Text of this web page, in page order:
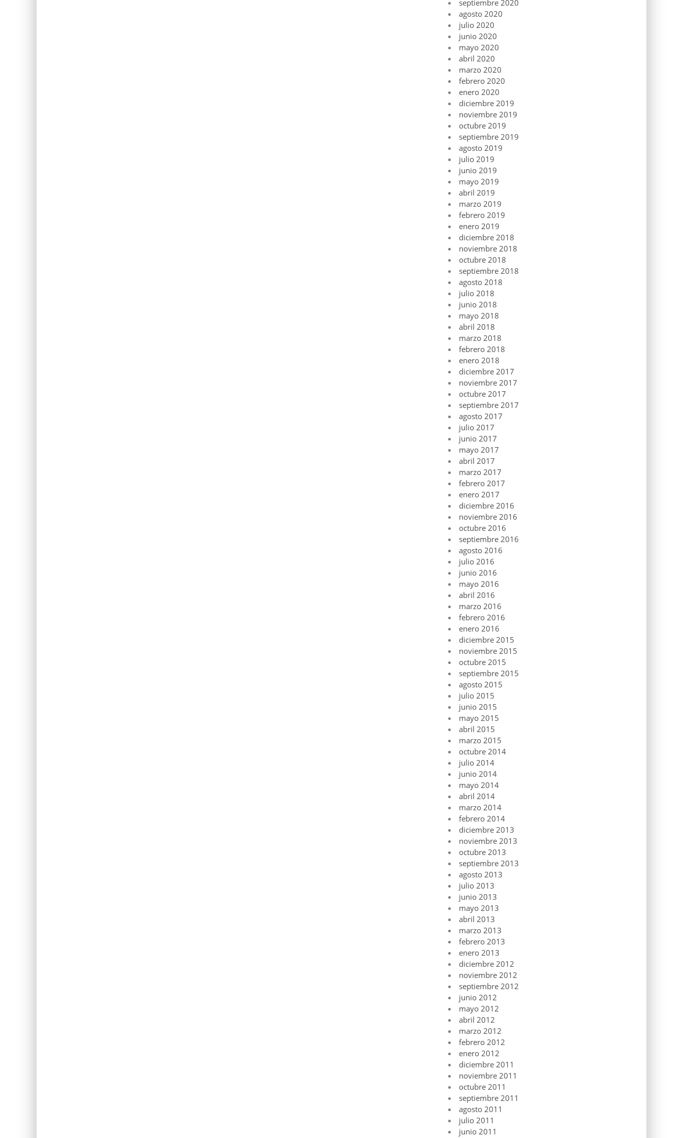
septiembre 2020
agosto 2020
julio 2020
junio 2020
mayo 2020
abril 2020
marzo 2020
febrero 2020
enero 2020
diciembre 2019
noviembre 2019
octubre 2019
septiembre 2019
agosto 2019
julio 2019
junio 2019
mayo 2019
abril 2019
marzo 2019
febrero 2019
enero 2019
diciembre 2018
noviembre 2018
octubre 2018
septiembre 2018
agosto 2018
julio 2018
junio 2018
mayo 2018
abril 2018
marzo 2018
febrero 2018
enero 2018
diciembre 2017
noviembre 2017
octubre 2017
septiembre 2017
agosto 2017
julio 2017
junio 2017
mayo 2017
abril 2017
marzo 2017
febrero 2017
enero 2017
diciembre 2016
noviembre 2016
octubre 2016
septiembre 2016
agosto 2016
julio 2016
junio 2016
mayo 2016
abril 2016
marzo 2016
febrero 2016
enero 2016
diciembre 2015
noviembre 2015
octubre 2015
septiembre 2015
agosto 2015
julio 2015
junio 2015
mayo 2015
abril 2015
marzo 2015
octubre 2014
julio 2014
junio 2014
mayo 2014
abril 2014
marzo 2014
febrero 2014
diciembre 2013
noviembre 2013
octubre 2013
septiembre 2013
agosto 2013
julio 2013
junio 2013
mayo 2013
abril 2013
marzo 2013
febrero 2013
enero 2013
diciembre 2012
noviembre 2012
septiembre 2012
junio 2012
mayo 2012
abril 2012
marzo 2012
febrero 2012
enero 2012
diciembre 2011
noviembre 2011
octubre 2011
septiembre 2011
agosto 2011
julio 2011
junio 2011